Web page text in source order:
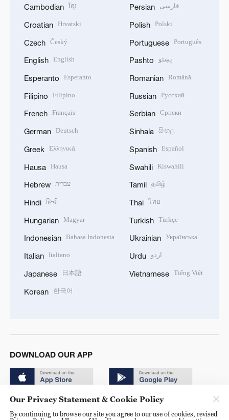
Cambodian ខ្មែរ
Croatian Hrvatski
Czech Český
English English
Esperanto Esperanto
Filipino Filipino
French Français
German Deutsch
Greek Ελληνικά
Hausa Hausa
Hebrew עברית
Hindi हिन्दी
Hungarian Magyar
Indonesian Bahasa Indonesia
Italian Italiano
Japanese 日本語
Korean 한국어
Persian فارسی
Polish Polski
Portuguese Português
Pashto پښتو
Romanian Română
Russian Русский
Serbian Српски
Sinhala සිංහල
Spanish Español
Swahili Kiswahili
Tamil தமிழ்
Thai ไทย
Turkish Türkçe
Ukrainian Українська
Urdu اردو
Vietnamese Tiếng Việt
DOWNLOAD OUR APP
Our Privacy Statement & Cookie Policy
By continuing to browse our site you agree to our use of cookies, revised